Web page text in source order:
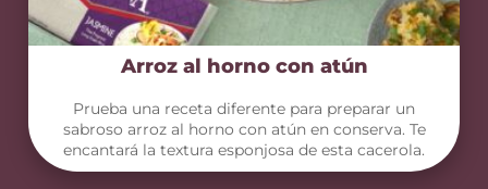
Arroz al horno con atún
Prueba una receta diferente para preparar un
sabroso arroz al horno con atún en conserva. Te
encantará la textura esponjosa de esta cacerola.